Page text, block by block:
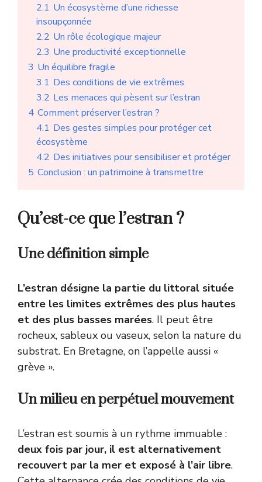
2.1 Un écosystème d’une richesse
insoupçonnée
2.2 Un rôle écologique majeur
2.3 Une productivité exceptionnelle
3 Un équilibre fragile
3.1 Des conditions de vie extrêmes
3.2 Les menaces qui pèsent sur l’estran
4 Comment préserver l’estran ?
4.1 Des gestes simples pour protéger cet
écosystème
4.2 Des initiatives pour sensibiliser et protéger
5 Conclusion : un patrimoine à transmettre
Qu’est-ce que l’estran ?
Une définition simple
L’estran désigne la partie du littoral située
entre les limites extrêmes des plus hautes
et des plus basses marées. Il peut être
rocheux, sableux ou vaseux, selon la nature du
substrat. En Bretagne, on l’appelle aussi «
grève ».
Un milieu en perpétuel mouvement
L’estran est soumis à un rythme immuable :
deux fois par jour, il est alternativement
recouvert par la mer et exposé à l’air libre.